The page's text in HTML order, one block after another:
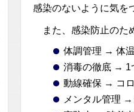
感染のないように気を
また、感染防止のた
体調管理 → 体
消毒の徹底 → 1
動線確保 → コ
メンタル管理